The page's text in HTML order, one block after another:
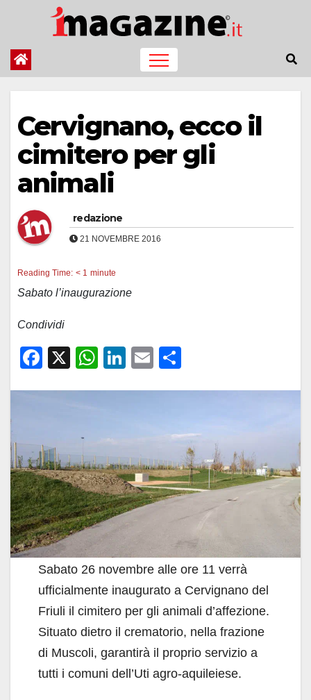
contenuto
Cervignano, ecco il
cimitero per gli
animali
redazione
21 NOVEMBRE 2016
Reading Time: < 1 minute
Sabato l’inaugurazione
Condividi
F
b
o
o
k
X
W
A
p
p
Li
n
E
vi
di
Sabato 26 novembre alle ore 11 verrà
ufficialmente inaugurato a Cervignano del
Friuli il cimitero per gli animali d’affezione.
Situato dietro il crematorio, nella frazione
di Muscoli, garantirà il proprio servizio a
tutti i comuni dell’Uti agro-aquileiese.